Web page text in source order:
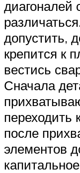
диагоналей
допустить,
крепится к
вестись
Сначала
переходить
после
элементов